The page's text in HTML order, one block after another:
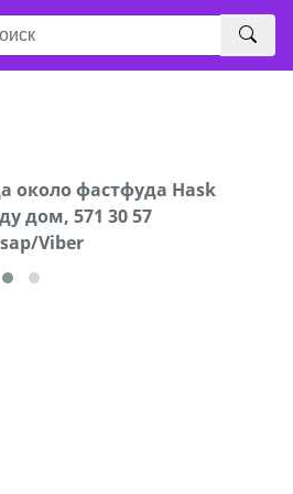
около фастфуда Hask
дом, 571 30 57
Viber
Prado,571 30 57
Viber